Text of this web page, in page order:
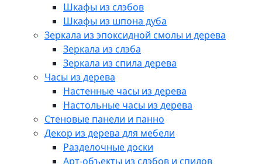
Шкафы из слэбов
Шкафы из шпона дуба
Зеркала из эпоксидной смолы и дерева
Зеркала из слэба
Зеркала из спила дерева
Часы из дерева
Настенные часы из дерева
Настольные часы из дерева
Стеновые панели и панно
Декор из дерева для мебели
Разделочные доски
Арт-объекты из слэбов и спилов